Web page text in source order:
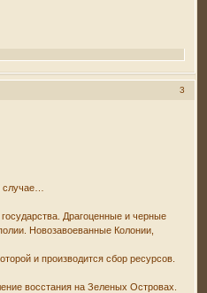
3
случае…
Драгоценные и черные
Новозавоеванные Колонии,
и производится сбор ресурсов.
восстания на Зеленых Островах.